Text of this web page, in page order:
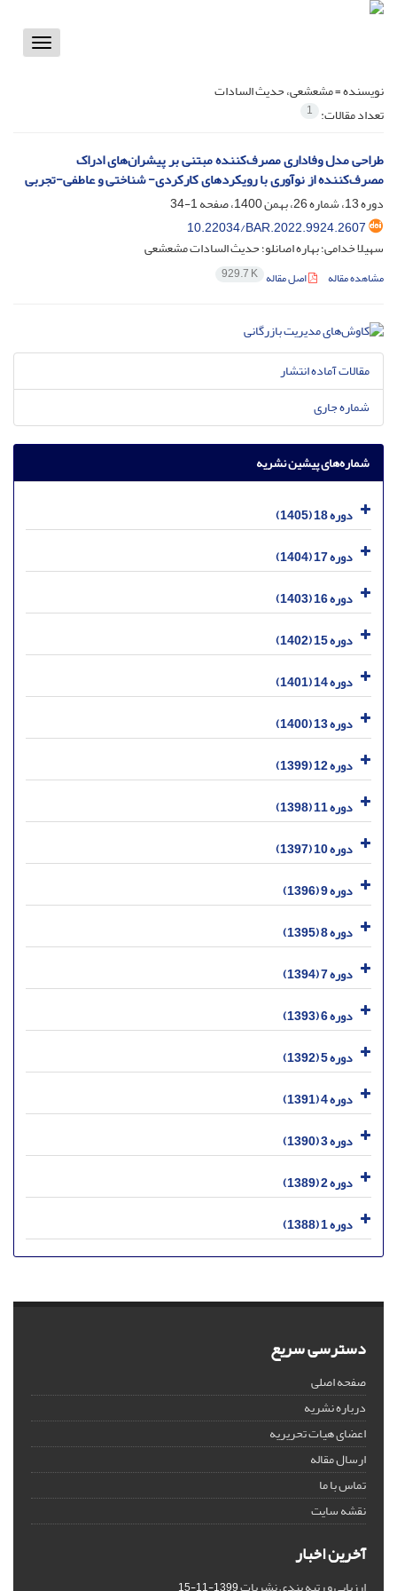
Toggle
نویسنده =مشعشعی، حدیث السادات
تعداد مقالات: 1
طراحی مدل وفاداری مصرف‌کننده مبتنی بر پیشران‌های ادراک
مصرف‌کننده از نوآوری با رویکردهای کارکردی- شناختی و عاطفی-تجربی
دوره 13، شماره 26، بهمن 1400، صفحه
1-34
10.22034/BAR.2022.9924.2607
سهیلا خدامی؛ بهاره اصانلو؛ حدیث السادات مشعشعی
مشاهده مقاله اصل مقاله 929.7 K
مقالات آماده انتشار
شماره جاری
شماره‌های پیشین نشریه
دوره 18 (1405)
دوره 17 (1404)
دوره 16 (1403)
دوره 15 (1402)
دوره 14 (1401)
دوره 13 (1400)
دوره 12 (1399)
دوره 11 (1398)
دوره 10 (1397)
دوره 9 (1396)
دوره 8 (1395)
دوره 7 (1394)
دوره 6 (1393)
دوره 5 (1392)
دوره 4 (1391)
دوره 3 (1390)
دوره 2 (1389)
دوره 1 (1388)
دسترسی سریع
صفحه اصلی
درباره نشریه
اعضای هیات تحریریه
ارسال مقاله
تماس با ما
نقشه سایت
آخرین اخبار